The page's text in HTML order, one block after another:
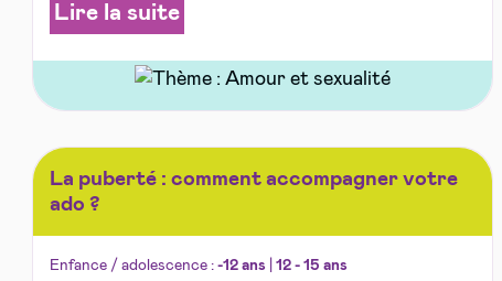
Lire la suite
La puberté : comment accompagner votre
ado ?
Enfance / adolescence : -12 ans 12 - 15 ans